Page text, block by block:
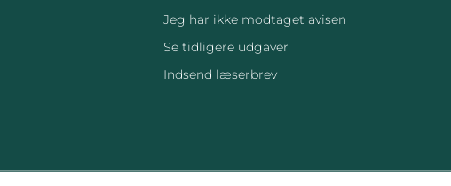
Jeg har ikke modtaget avisen
Se tidligere udgaver
Indsend læserbrev